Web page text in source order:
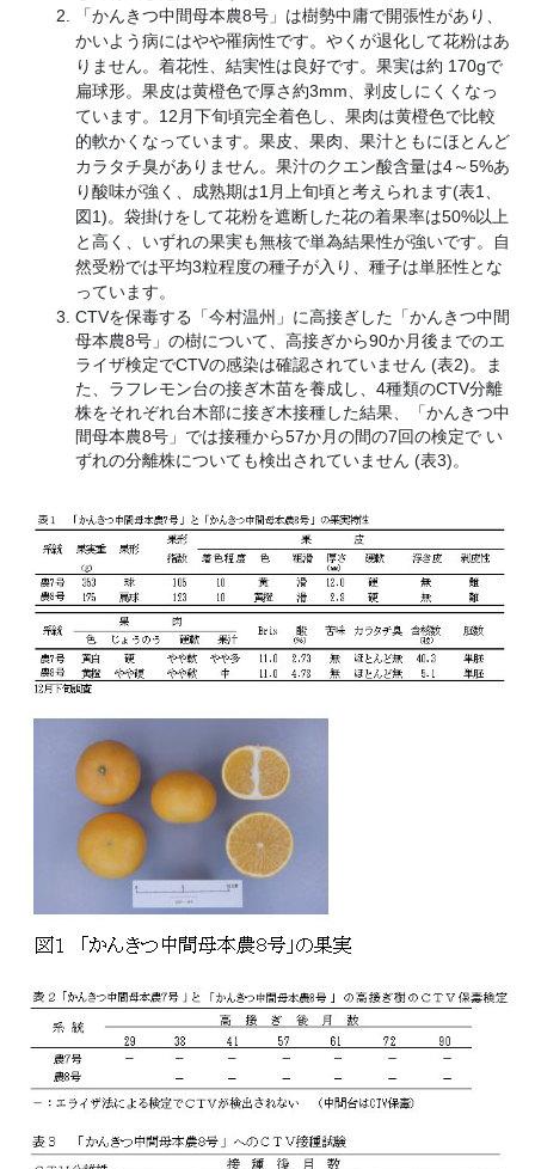
「かんきつ中間母本農8号 」は樹勢中庸で開張性があり、
かいよう病にはやや罹病性です。やくが退化して花粉はあ
りません。着花性、結実性は良好です。果実は約 170gで
扁球形。果皮は黄橙色で厚さ約3mm、剥皮しにくくなっ
ています。12月下旬頃完全着色し、果肉は黄橙色で比較
的軟かくなっています。果皮、果肉、果汁ともにほとんど
カラタチ臭がありません。果汁のクエン酸含量は4～5%あ
り酸味が強く、成熟期は1月上旬頃と考えられます(表1、
図1)。袋掛けをして花粉を遮断した花の着果率は50%以上
と高く、いずれの果実も無核で単為結果性が強いです。自
然受粉では平均3粒程度の種子が入り、種子は単胚性とな
っています。
CTVを保毒する「今村温州」に高接ぎした「かんきつ中間
母本農8号 」の樹について、高接ぎから90か月後までのエ
ライザ検定でCTVの感染は確認されていません (表2)。ま
た、ラフレモン台の接ぎ木苗を養成し、4種類のCTV分離
株をそれぞれ台木部に接ぎ木接種した結果、「かんきつ中
間母本農8号 」では接種から57か月の間の7回の検定で い
ずれの分離株についても検出されていません (表3)。